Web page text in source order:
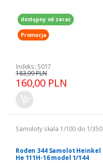
dostępny od zaraz
Promocja
Indeks: 5017
160,00 PLN
183,99 PLN
Samoloty skala 1/100 do 1/350
Roden 344 Samolot Heinkel
He 111H-16 model 1/144